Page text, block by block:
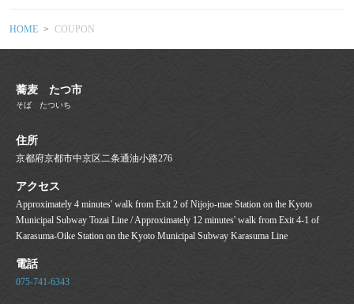
HOME COUPON
蕎麦 たつ市
そば たついち
住所
京都府京都市中京区二条通油小路276
アクセス
Approximately 4 minutes' walk from Exit 2 of Nijojo-mae Station on the Kyoto
Municipal Subway Tozai Line / Approximately 12 minutes' walk from Exit 4-1 of
Karasuma-Oike Station on the Kyoto Municipal Subway Karasuma Line
電話
075-741-6343
京都府京都市中京区二条通油小路276
https://soba-tatsuichi-kyoto.owst.jp/coupons